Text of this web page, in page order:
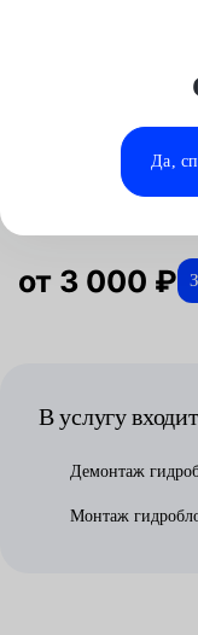
Да,
Замена
от 3 000 ₽
В услугу
Демонтаж
Монтаж